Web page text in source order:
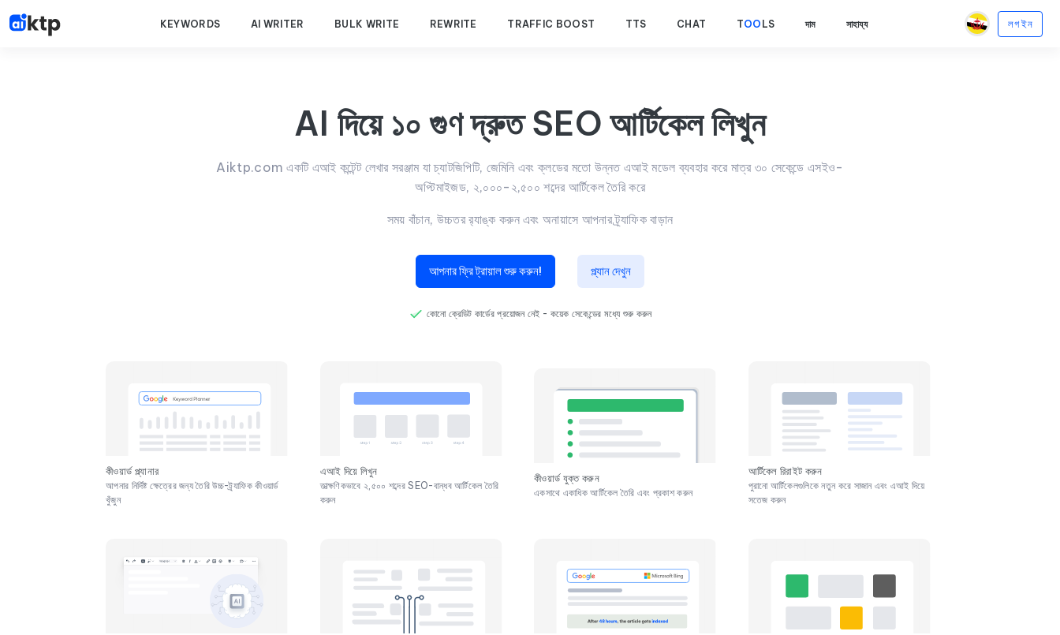
KEYWORDS AI WRITER BULK WRITE REWRITE TRAFFIC BOOST TTS CHAT TOO LS দাম সাহায্য লগ ইন
AI দিয়ে ১০ গুণ দ্রুত SEO আর্টিকেল লিখুন
Aiktp.com একটি এআই কন্টেন্ট লেখার সরঞ্জাম যা চ্যাটজিপিটি, জেমিনি এবং ক্লডের মতো উন্নত এআই মডেল ব্যবহার করে মাত্র ৩০ সেকেন্ডে এসইও-
অপ্টিমাইজড, ২,০০০-২,৫০০ শব্দের আর্টিকেল তৈরি করে
সময় বাঁচান, উচ্চতর র‍্যাঙ্ক করুন এবং অনায়াসে আপনার ট্র্যাফিক বাড়ান
আপনার ফ্রি ট্রায়াল শুরু করুন! প্ল্যান দেখুন
কোনো ক্রেডিট কার্ডের প্রয়োজন নেই - কয়েক সেকেন্ডের মধ্যে শুরু করুন
কীওয়ার্ড প্ল্যানার
আপনার নির্দিষ্ট ক্ষেত্রের জন্য তৈরি উচ্চ-ট্র্যাফিক কীওয়ার্ড
খুঁজুন
এআই দিয়ে লিখুন
তাত্ক্ষণিকভাবে ২,৫০০ শব্দের SEO-বান্ধব আর্টিকেল তৈরি
করুন
কীওয়ার্ড যুক্ত করুন
একসাথে একাধিক আর্টিকেল তৈরি এবং প্রকাশ করুন
আর্টিকেল রিরাইট করুন
পুরানো আর্টিকেলগুলিকে নতুন করে সাজান এবং এআই দিয়ে
সতেজ করুন